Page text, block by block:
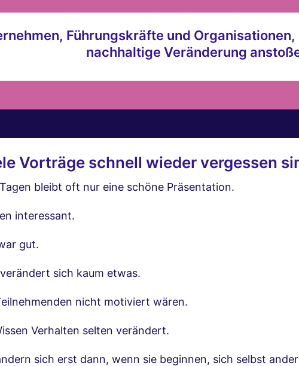
Führungskräfte und
nachhaltige Veränderung
Vorträge schnell wieder vergessen
bleibt oft nur eine schöne Präsentation.
interessant.
gut.
sich kaum etwas.
nicht motiviert wären.
Verhalten selten verändert.
sich erst dann, wenn sie beginnen, sich selbst